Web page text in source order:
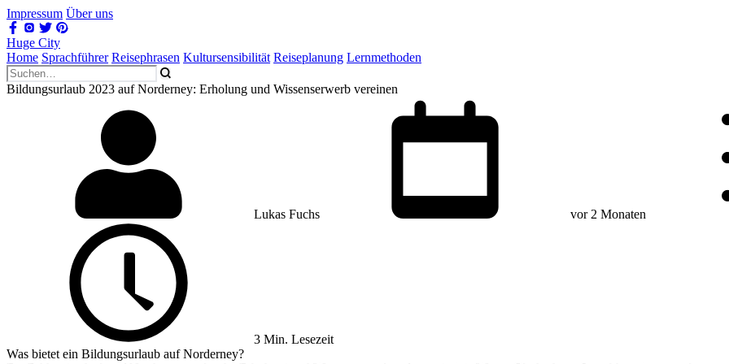
Impressum Über uns
Huge City
Home Sprachführer Reisephrasen Kultursensibilität Reiseplanung Lernmethoden
Bildungsurlaub 2023 auf Norderney: Erholung und Wissenserwerb vereinen
Lukas Fuchs vor 2 Monaten
3 Min. Lesezeit
Was bietet ein Bildungsurlaub auf Norderney?